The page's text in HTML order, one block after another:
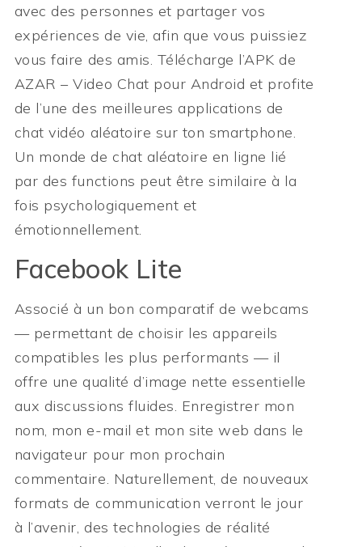
avec des personnes et partager vos
expériences de vie, afin que vous puissiez
vous faire des amis. Télécharge l’APK de
AZAR – Video Chat pour Android et profite
de l’une des meilleures applications de
chat vidéo aléatoire sur ton smartphone.
Un monde de chat aléatoire en ligne lié
par des functions peut être similaire à la
fois psychologiquement et
émotionnellement.
Facebook Lite
Associé à un bon comparatif de webcams
— permettant de choisir les appareils
compatibles les plus performants — il
offre une qualité d’image nette essentielle
aux discussions fluides. Enregistrer mon
nom, mon e-mail et mon site web dans le
navigateur pour mon prochain
commentaire. Naturellement, de nouveaux
formats de communication verront le jour
à l’avenir, des technologies de réalité